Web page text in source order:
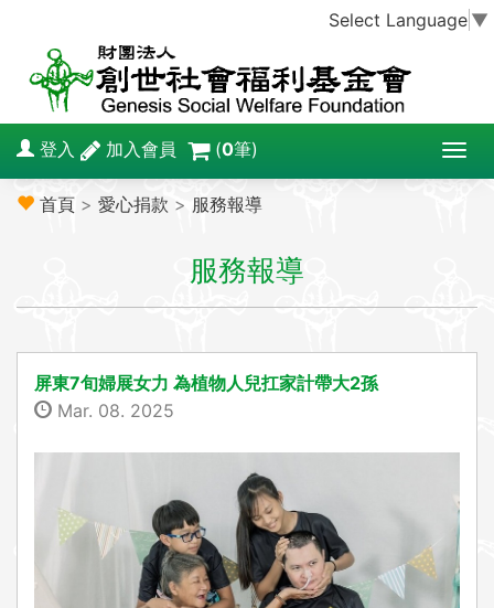
Select Language ▼
T
o
a
a
o
n
登入 加入會員 (0筆)
首頁 > 愛心捐款 > 服務報導
服務報導
屏東7旬婦展女力 為植物人兒扛家計帶大2孫
Mar. 08. 2025